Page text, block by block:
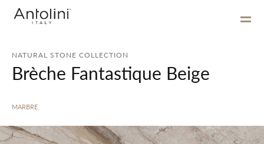
NATURAL STONE COLLECTION
Brèche Fantastique Beige
MARBRE